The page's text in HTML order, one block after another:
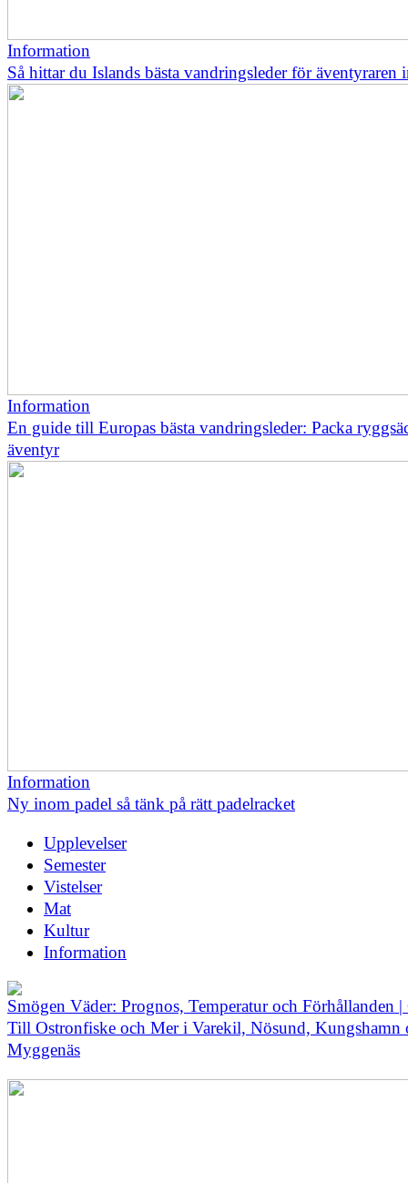
Information
Så hittar du Islands bästa vandringsleder för äventyraren
Information
En guide till Europas bästa vandringsleder: Packa
äventyr
Information
Ny inom padel så tänk på rätt padelracket
Upplevelser
Semester
Vistelser
Mat
Kultur
Information
Smögen Väder: Prognos, Temperatur och Förhållanden |
Till Ostronfiske och Mer i Varekil, Nösund, Kungshamn
Myggenäs